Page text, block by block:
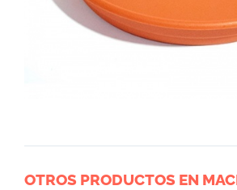
OTROS PRODUCTOS EN